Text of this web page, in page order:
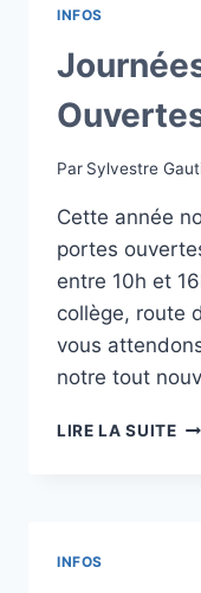
INFOS
Par Sylvestre
Cette année
portes
entre 10h et
collège, route
vous
notre tout
LIRE LA SUITE
INFOS